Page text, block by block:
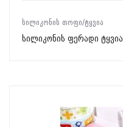
ᲡᲘᲚᲘᲙᲝᲜᲘᲡ ᲗᲝᲤᲘ/ᲢᲧᲕᲘᲐ
სილიკონის ფერადი ტყვია